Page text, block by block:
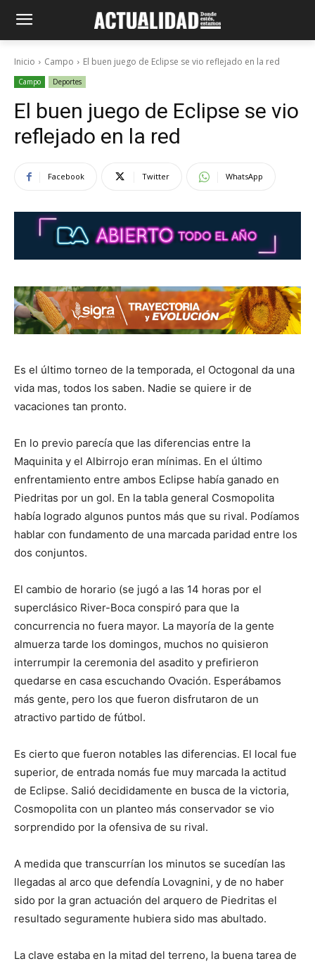
Inicio Campo El buen juego de Eclipse se vio reflejado en la red
Campo Deportes
El buen juego de Eclipse se vio
reflejado en la red
Facebook Twitter WhatsApp
Es el último torneo de la temporada, el Octogonal da una
vida mas, todos los saben. Nadie se quiere ir de
vacaciones tan pronto.
En lo previo parecía que las diferencias entre la
Maquinita y el Albirrojo eran mínimas. En el último
enfrentamiento entre ambos Eclipse había ganado en
Piedritas por un gol. En la tabla general Cosmopolita
había logrado algunos puntos más que su rival. Podíamos
hablar con fundamento de una marcada paridad entre los
dos conjuntos.
El cambio de horario (se jugó a las 14 horas por el
superclásico River-Boca conspiró para que la
concurrencia no fuera mayor. La mayoría de la gente
almuerza tarde los domingos, muchos no quisieron
interrumpir la ceremonia del asadito y prefirieron
quedarse en casa escuchando Ovación. Esperábamos
más gente, pero los que fueron disfrutaron de un
atractivo partido de fútbol.
Es cierto que fueron notables las diferencias. El local fue
superior, de entrada nomás fue muy marcada la actitud
de Eclipse. Salió decididamente en busca de la victoria,
Cosmopolita con un planteo más conservador se vio
sorprendido por la ofensiva de su rival.
A medida que transcurrían los minutos se sucedían las
llegadas al arco que defendía Lovagnini, y de no haber
sido por la gran actuación del arquero de Piedritas el
resultado seguramente hubiera sido mas abultado.
La clave estaba en la mitad del terreno, la buena tarea de